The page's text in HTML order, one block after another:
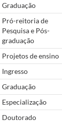
Graduação
Pró-reitoria de
Pesquisa e Pós-
graduação
Projetos de ensino
Ingresso
Graduação
Especialização
Doutorado